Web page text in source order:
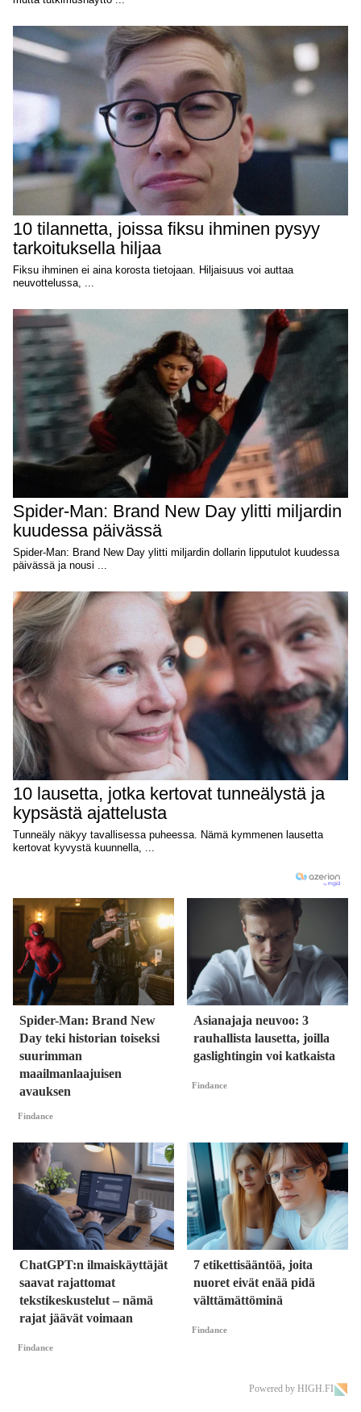
Spider-Man: Brand New
Day teki historian toiseksi
suurimman
maailmanlaajuisen
avauksen
Findance
Asianajaja neuvoo: 3
rauhallista lausetta, joilla
gaslightingin voi katkaista
Findance
ChatGPT:n ilmaiskäyttäjät
saavat rajattomat
tekstikeskustelut – nämä
rajat jäävät voimaan
Findance
7 etikettisääntöä, joita
nuoret eivät enää pidä
välttämättöminä
Findance
Powered by HIGH.FI